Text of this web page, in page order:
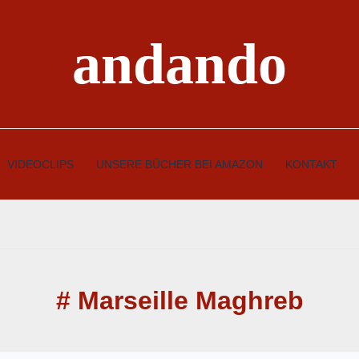
andando
VIDEOCLIPS UNSERE BÜCHER BEI AMAZON KONTAKT
# Marseille Maghreb